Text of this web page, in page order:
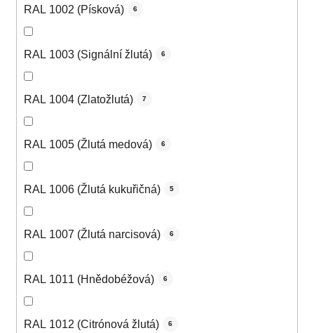
RAL 1002 (Písková) 6
RAL 1003 (Signální žlutá) 6
RAL 1004 (Zlatožlutá) 7
RAL 1005 (Žlutá medová) 6
RAL 1006 (Žlutá kukuřičná) 5
RAL 1007 (Žlutá narcisová) 6
RAL 1011 (Hnědobéžová) 6
RAL 1012 (Citrónová žlutá) 6